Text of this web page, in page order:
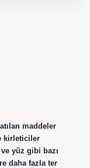
maddeler
kirleticiler
yüz gibi bazı
daha fazla ter